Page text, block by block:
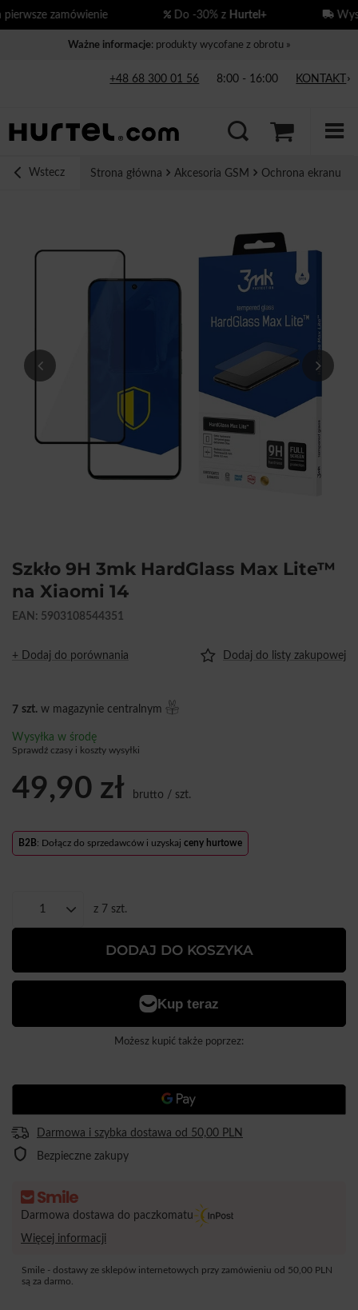
zamówienie Do -30% zHurtel+
Ważne informacje: produkty wycofane z obrotu »
+48 68 300 01 56 8:00 - 16:00 KONTAKT
Wstecz Strona główna Akcesoria GSM Ochrona ekranu
Szkło 9H 3mk HardGlass Max Lite™
na Xiaomi 14
EAN: 5903108544351
+ Dodaj do porównania Dodaj do listy zakupowej
7 szt. w magazynie centralnym
Wysyłka w środę
Sprawdź czasy i koszty wysyłki
49,90 zł brutto / szt.
B2B: Dołącz do sprzedawców i uzyskaj ceny hurtowe
z 7 szt.
DODAJ DO KOSZYKA
Możesz kupić także poprzez:
Darmowa i szybka dostawa od 50,00 PLN
Bezpieczne zakupy
Darmowa dostawa do paczkomatu
Więcej informacji
Smile - dostawy ze sklepów internetowych przy zamówieniu od 50,00 PLN
są za darmo.